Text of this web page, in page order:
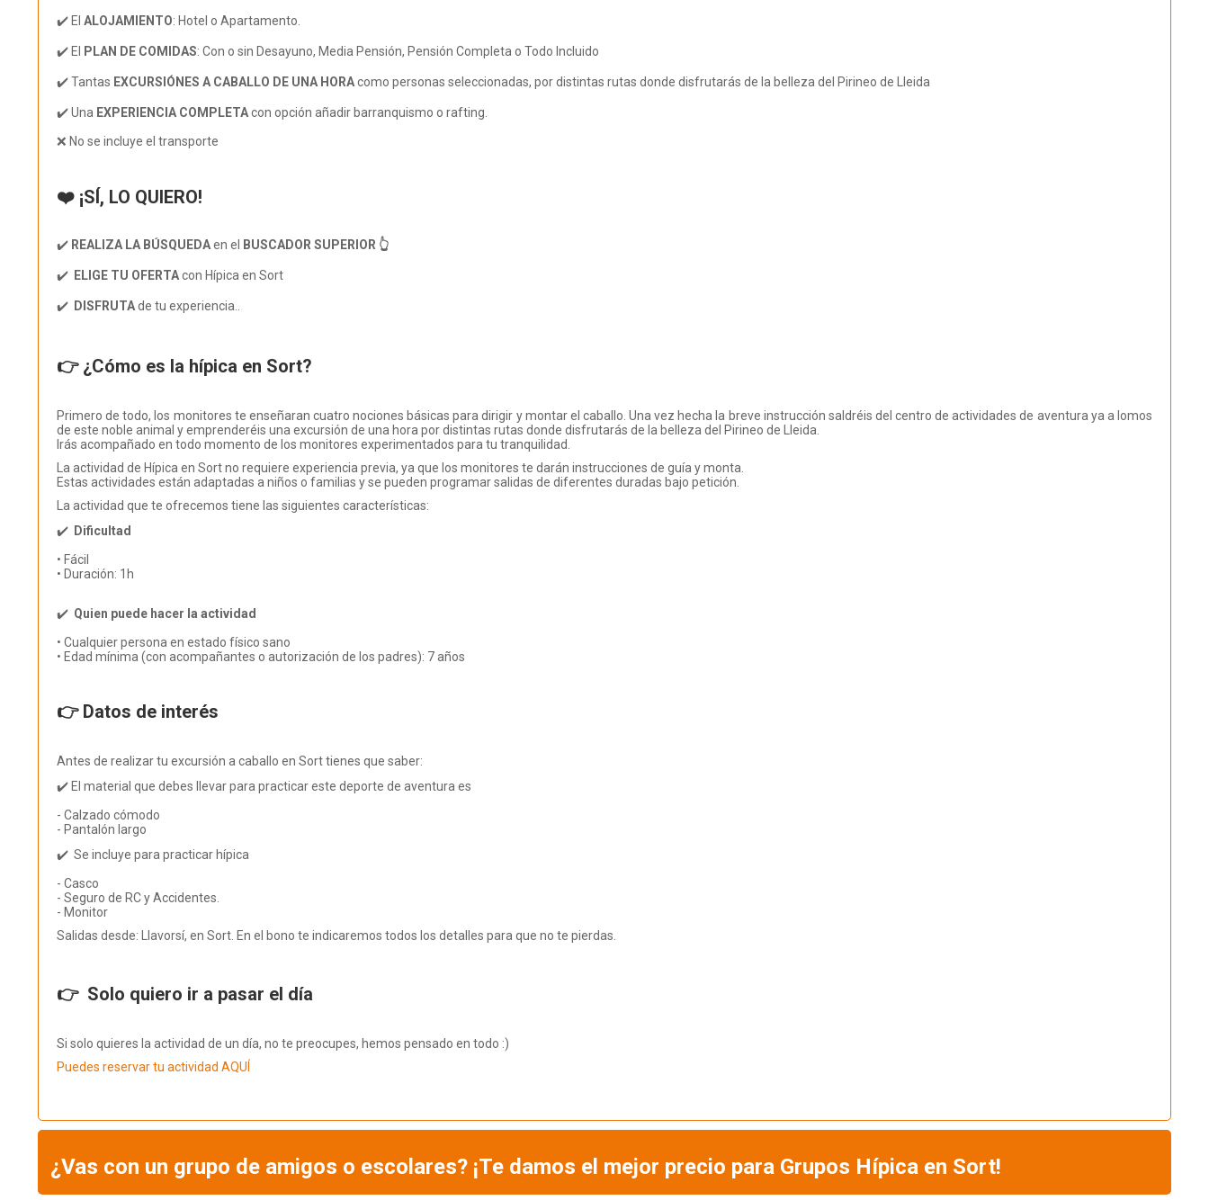
✔️ El ALOJAMIENTO: Hotel o Apartamento.
✔️ El PLAN DE COMIDAS: Con o sin Desayuno, Media Pensión, Pensión Completa o Todo Incluido
✔️ Tantas EXCURSIÓNES A CABALLO DE UNA HORAcomo personas seleccionadas, por distintas rutas donde disfrutarás de la belleza del Pirineo de Lleida
✔️ Una EXPERIENCIA COMPLETAcon opción añadir barranquismo o rafting.
❌ No se incluye el transporte
❤️ ¡SÍ, LO QUIERO!
✔️ REALIZA LA BÚSQUEDAen el BUSCADOR SUPERIOR 👆
✔️ ELIGE TU OFERTAcon Hípica en Sort
✔️ DISFRUTAde tu experiencia..
👉 ¿Cómo es la hípica en Sort?
Primero de todo, los monitores te enseñaran cuatro nociones básicas para dirigir y montar el caballo. Una vez hecha la breve instrucción saldréis del centro de actividades de aventura ya a lomos
de este noble animal y emprenderéis una excursión de una hora por distintas rutas donde disfrutarás de la belleza del Pirineo de Lleida.
Irás acompañado en todo momento de los monitores experimentados para tu tranquilidad.
La actividad de Hípica en Sort no requiere experiencia previa, ya que los monitores te darán instrucciones de guía y monta.
Estas actividades están adaptadas a niños o familias y se pueden programar salidas de diferentes duradas bajo petición.
La actividad que te ofrecemos tiene las siguientes características:
✔️ Dificultad
• Fácil
• Duración: 1h
✔️ Quien puede hacer la actividad
• Cualquier persona en estado físico sano
• Edad mínima (con acompañantes o autorización de los padres): 7 años
👉 Datos de interés
Antes de realizar tu excursión a caballo en Sort tienes que saber:
✔️ El material que debes llevar para practicar este deporte de aventura es
- Calzado cómodo
- Pantalón largo
✔️ Se incluye para practicar hípica
- Casco
- Seguro de RC y Accidentes.
- Monitor
Salidas desde: Llavorsí, en Sort. En el bono te indicaremos todos los detalles para que no te pierdas.
👉 Solo quiero ir a pasar el día
Si solo quieres la actividad de un día, no te preocupes, hemos pensado en todo :)
Puedes reservar tu actividad AQUÍ
¿Vas con un grupo de amigos o escolares? ¡Te damos el mejor precio para Grupos Hípica en Sort!